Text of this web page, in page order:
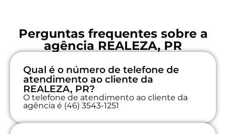
Perguntas frequentes sobre a
agência REALEZA, PR
Qual é o número de telefone de
atendimento ao cliente da
REALEZA, PR?
O telefone de atendimento ao cliente da
agência é (46) 3543-1251